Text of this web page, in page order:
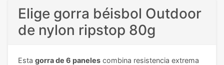
Elige gorra béisbol Outdoor
de nylon ripstop 80g
Esta gorra de 6 paneles combina resistencia extrema